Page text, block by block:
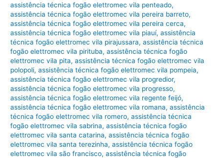
assistência técnica fogão elettromec vila penteado,
assistência técnica fogão elettromec vila pereira barreto,
assistência técnica fogão elettromec vila pereira cerca,
assistência técnica fogão elettromec vila piauí,assistência
técnica fogão elettromec vila pirajussara,assistência técnica
fogão elettromec vila pirituba,assistência técnica fogão
elettromec vila pita,assistência técnica fogão elettromec vila
polopoli,assistência técnica fogão elettromec vila pompeia,
assistência técnica fogão elettromec vila progredior,
assistência técnica fogão elettromec vila progresso,
assistência técnica fogão elettromec vila regente feijó,
assistência técnica fogão elettromec vila romana,assistência
técnica fogão elettromec vila romero,assistência técnica
fogão elettromec vila sabrina,assistência técnica fogão
elettromec vila santa catarina,assistência técnica fogão
elettromec vila santa terezinha,assistência técnica fogão
elettromec vila são francisco,assistência técnica fogão